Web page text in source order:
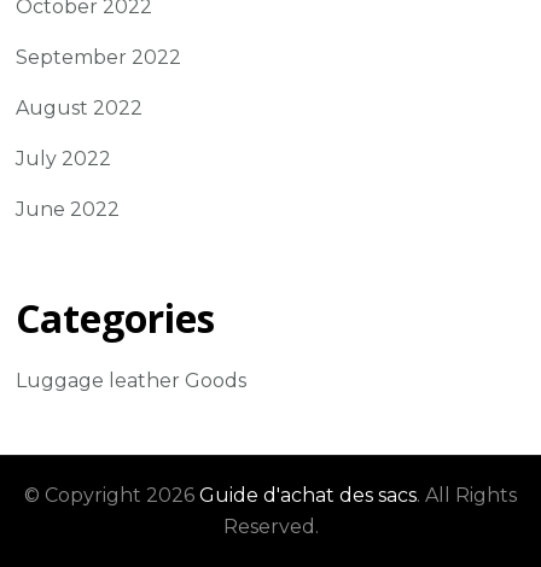
October 2022
September 2022
August 2022
July 2022
June 2022
Categories
Luggage leather Goods
© Copyright 2026 Guide d'achat des sacs. All Rights
Reserved.